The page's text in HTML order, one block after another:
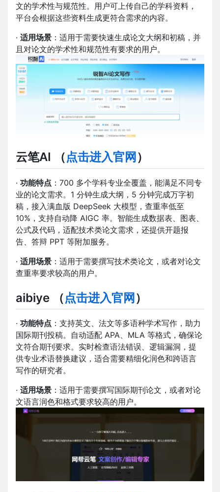
文的学术性与规范性。用户可上传自己的学科资料，
平台会根据这些资料生成更符合需求的内容。
· 适用场景 ：适用于需要快速生成论文大纲和初稿，并
且对论文的学术性和规范性有要求的用户。
云笔AI （点击进入官网 ）
· 功能特点 ：700 多个学科专业全覆盖，能满足不同专
业的论文需求。1 分钟生成大纲，5 分钟完成万字初
稿，接入满血版 DeepSeek 大模型，查重率低至
10%，支持自动降 AIGC 率。智能生成数据表、图表、
公式及代码，适配技术类论文需求，还提供开题报
告、答辩 PPT 等附加服务。
· 适用场景 ：适用于需要撰写技术类论文，或者对论文
查重率要求较高的用户。
aibiye （点击进入官网）
· 功能特点 ：支持英文、法文等多语种学术写作，助力
国际期刊投稿。自动适配 APA、MLA 等格式，确保论
文符合期刊要求。实时检查语法错误、逻辑漏洞，提
供专业术语替换建议，适合需要精细化润色和跨语言
写作的研究者。
· 适用场景 ：适用于需要撰写国际期刊论文，或者对论
文语言润色和格式要求较高的用户。